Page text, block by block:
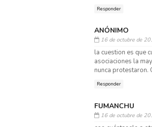
Responder
ANÓNIMO
16 de octubre de
la cuestion es que
asociaciones la
nunca protestaron.
Responder
FUMANCHU
16 de octubre de